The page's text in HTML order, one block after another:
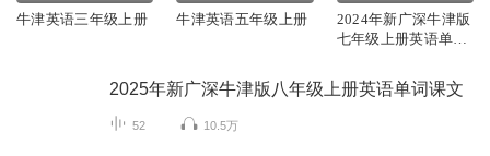
牛津英语三年级上册 牛津英语五年级上册
2024年新广深牛津版
七年级上册英语单词
2025年新广深牛津版八年级上册英语单词课文
52 10.5万